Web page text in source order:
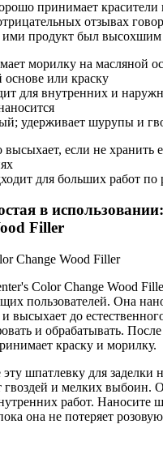
принимает красители
отзывах
продукт был
морилку на масляной
основе или краску
для внутренних и
удерживает шурупы и
высыхает, если не хранить
для больших работ по
в
Filler
Color Change Wood
пользователей. Она
высыхает до
и обрабатывать.
краску и морилку.
эту шпатлевку для заделки
гвоздей и мелких выбоин.
работ. Наносите
она не потеряет